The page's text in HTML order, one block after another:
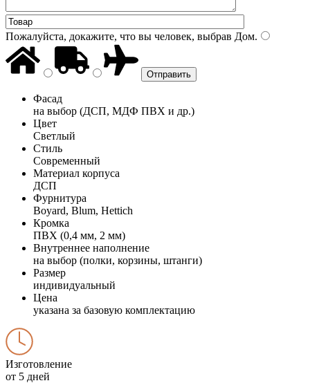
Пожалуйста, докажите, что вы человек, выбрав Дом.
Фасад
на выбор (ДСП, МДФ ПВХ и др.)
Цвет
Светлый
Стиль
Современный
Материал корпуса
ДСП
Фурнитура
Boyard, Blum, Hettich
Кромка
ПВХ (0,4 мм, 2 мм)
Внутреннее наполнение
на выбор (полки, корзины, штанги)
Размер
индивидуальный
Цена
указана за базовую комплектацию
Изготовление
от 5 дней